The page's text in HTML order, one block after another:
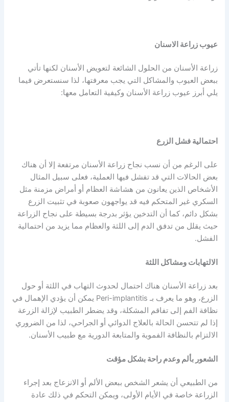
عيوب زراعة الاسنان
زراعة الأسنان من الحلول الشائعة لتعويض الأسنان لكنها تأتي
ببعض العيوب والمشاكل التي يجب معرفتها، لذا سنستعرض فيما
يلي أبرز عيوب زراعة الأسنان وكيفية التعامل معها:
احتمالية فشل الزرع
على الرغم من أن نسب نجاح زراعة الأسنان مرتفعة إلا أن هناك
بعض الحالات التي قد تفشل فيها العملية، فعلى سبيل المثال
الأشخاص الذين يعانون من هشاشة العظام أو أمراض مزمنة مثل
السكري غير المتحكم فيه قد يواجهون صعوبة في تثبيت الزرع
بشكل دائم، كما أن التدخين يؤثر بدرجة بسيطة على نجاح الزراعة
حيث يقلل من تدفق الدم إلى اللثة والعظام مما يزيد من احتمالية
الفشل.
الالتهابات ومشاكل اللثة
بعد زراعة الأسنان هناك احتمال لحدوث التهاب في اللثة أو حول
الزرع، وهو ما يعرف بـ Peri-implantitis يمكن أن يؤدي الإهمال في
نظافة الفم إلى تفاقم المشكلة، وقد يضطر الطبيب لإزالة الزرعة
إذا لم تتحسن الحالة بالعلاج الدوائي أو الجراحي، لذا من الضروري
الالتزام بالنظافة الفموية والمتابعة الدورية مع طبيب الأسنان.
الشعور بألم وعدم راحة بشكل مؤقت
من الطبيعي أن يشعر الشخص ببعض الألم أو الانزعاج بعد إجراء
الزراعة خاصة في الأيام الأولى، ويمكن التحكم في ذلك عادة